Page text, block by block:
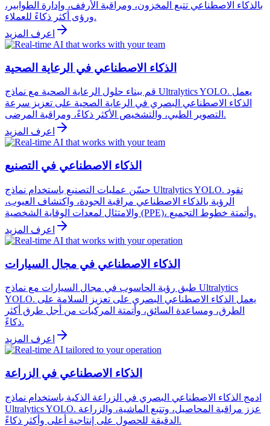
بالذكاء الاصطناعي تتبع المخزون، ومراقبة الأرفف، وإدارة الطوابير،
ورؤى أكثر ذكاءً للعملاء.
اعرف المزيد
الذكاء الاصطناعي في الرعاية الصحية
قم ببناء حلول الرعاية الصحية مع نماذج Ultralytics YOLO. يعمل
الذكاء الاصطناعي البصري في الرعاية الصحية على تعزيز سرعة
التصوير الطبي، والتشخيص الأكثر ذكاءً، ومراقبة المرضى.
اعرف المزيد
الذكاء الاصطناعي في التصنيع
حسّن عمليات التصنيع باستخدام نماذج Ultralytics YOLO. تقود
الرؤية بالذكاء الاصطناعي مراقبة الجودة، واكتشاف العيوب،
والامتثال لمعدات الوقاية الشخصية (PPE)، وأتمتة خطوط التجميع.
اعرف المزيد
الذكاء الاصطناعي في مجال السيارات
طبق رؤية الحاسوب في مجال السيارات مع نماذج Ultralytics
YOLO. يعمل الذكاء الاصطناعي البصري على تعزيز السلامة على
الطرق، ومساعدة السائق، وأتمتة المركبات من أجل طرق أكثر
ذكاءً.
اعرف المزيد
الذكاء الاصطناعي في الزراعة
ادمج الذكاء الاصطناعي البصري في الزراعة الذكية باستخدام نماذج
Ultralytics YOLO. عزز مراقبة المحاصيل، وتتبع الماشية، والزراعة
الدقيقة للحصول على إنتاجية أعلى وأكثر ذكاءً.